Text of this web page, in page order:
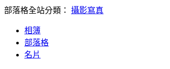
部落格全站分類： 攝影寫真
相簿
部落格
名片